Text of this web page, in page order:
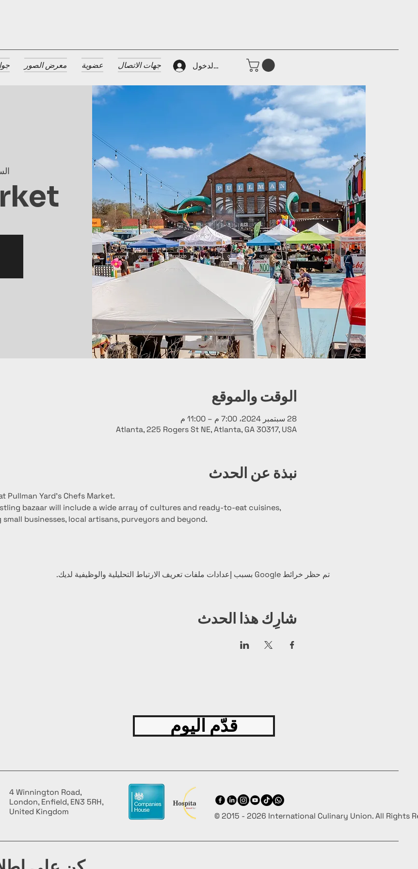
معرض الصور عضوية جهات الاتصال تسجيل الدخول
الوقت والموقع
28 سبتمبر 2024، 7:00 م – 11:00 م
Atlanta, 225 Rogers St NE, Atlanta, GA 30317, USA
نبذة عن الحدث
Pullman Yard's Chefs Market.
bazaar will include a wide array of cultures and ready-to-eat cuisines,
businesses, local artisans, purveyors and beyond.
تم حظر خرائط Google بسبب إعدادات ملفات تعريف الارتباط التحليلية والوظيفية لديك.
شارِك هذا الحدث
قدّم اليوم
4 Winnington Road,
London, Enfield, EN3 5RH,
United Kingdom
© 2015 - 2026 International Culinary Union. All Rights